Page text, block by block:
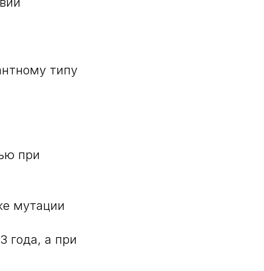
типу
при
мутации
года, а при